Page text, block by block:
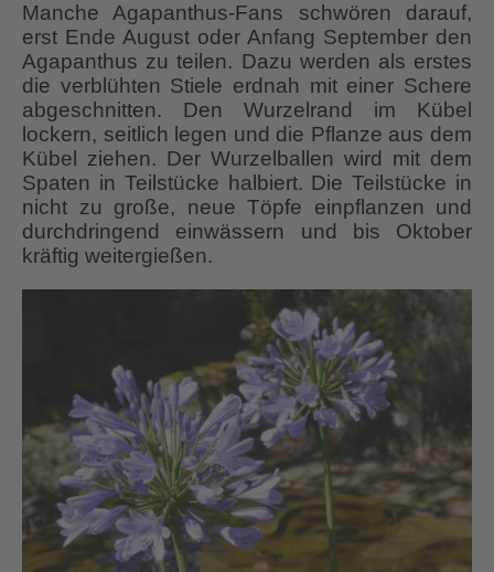
Manche Agapanthus-Fans schwören darauf,
erst Ende August oder Anfang September den
Agapanthus zu teilen. Dazu werden als erstes
die verblühten Stiele erdnah mit einer Schere
abgeschnitten. Den Wurzelrand im Kübel
lockern, seitlich legen und die Pflanze aus dem
Kübel ziehen. Der Wurzelballen wird mit dem
Spaten in Teilstücke halbiert. Die Teilstücke in
nicht zu große, neue Töpfe einpflanzen und
durchdringend einwässern und bis Oktober
kräftig weitergießen.